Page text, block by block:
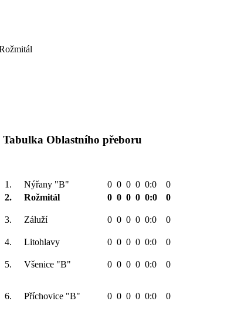
Tabulka Oblastního přeboru
1. Nýřany "B" 0 0 0 0 0:0
0
2.
Rožmitál 0 0 0 0 0:0 0
3. Záluží 0 0 0 0 0:0 0
4. Litohlavy 0 0 0 0 0:0 0
5. Všenice "B" 0 0 0 0 0:0 0
6. Příchovice "B" 0 0 0 0 0:0 0